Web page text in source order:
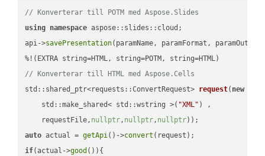
// Konverterar till POTM med Aspose.Slides
using namespace aspose::slides::cloud;
api->savePresentation(paramName, paramFormat,
// Konverterar till HTML med Aspose.Cells
std::shared_ptr<requests::ConvertRequest> request( new
    std::make_shared< std::wstring >(
"XML" ) ,
    requestFile,
nullptr, nullptr, nullptr))
auto actual = getApi()->convert
if(actual->good ()){